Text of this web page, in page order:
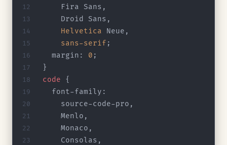
    Fira Sans,
    Droid Sans,
    Helvetica
Neue,
    sans-serif
;
  margin:
0 ;
}
code {
  font-family:
    source-code-pro,
    Menlo,
    Monaco,
    Consolas,